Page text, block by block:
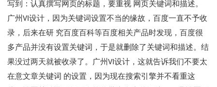
写到：认真撰写网页的标题，要重视 网页关键词和描述。
广州VI设计，因为关键词设置不当的缘故，百度一直不予收
录，后来在研 究百度百科等百度相关产品时发现，百度很
多产品并没有设置关键词，于是就删除了关键词和描述。结
果没过两天就被收录了。广州VI设计，这就告诉我们不要太
在意文章关键词 的设置，因为现在搜索引擎并不看重这